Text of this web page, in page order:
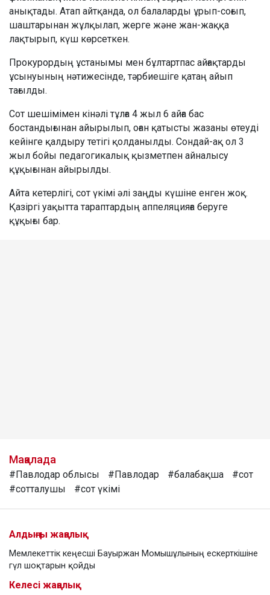
анықтады. Атап айтқанда, ол балаларды ұрып-соғып,
шаштарынан жұлқылап, жерге және жан-жаққа
лақтырып, күш көрсеткен.
Прокурордың ұстанымы мен бұлтартпас айғақтарды
ұсынуының нәтижесінде, тәрбиешіге қатаң айып
тағылды.
Сот шешімімен кінәлі тұлға 4 жыл 6 айға бас
бостандығынан айырылып, оған қатысты жазаны өтеуді
кейінге қалдыру тетігі қолданылды. Сондай-ақ ол 3
жыл бойы педагогикалық қызметпен айналысу
құқығынан айырылды.
Айта кетерлігі, сот үкімі әлі заңды күшіне енген жоқ.
Қазіргі уақытта тараптардың аппеляцияға беруге
құқығы бар.
Мақалада
#Павлодар облысы #Павлодар #балабақша
#сот
#сотталушы
#сот үкімі
Алдыңғы жаңалық
Мемлекеттік кеңесші Бауыржан Момышұлының ескерткішіне
гүл шоқтарын қойды
Келесі жаңалық